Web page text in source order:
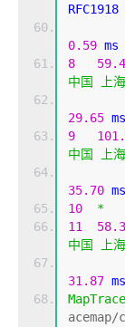
0.59 ms
8
中国
上海
29.65 ms
9
中国
上海
35.70 ms
10
*
11
中国
上海
31.87 ms
MapTrace